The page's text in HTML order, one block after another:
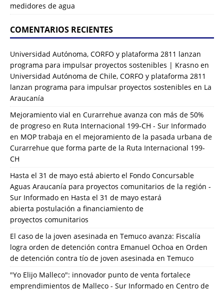
medidores de agua
COMENTARIOS RECIENTES
Universidad Autónoma, CORFO y plataforma 2811 lanzan
programa para impulsar proyectos sostenibles | Krasno en
Universidad Autónoma de Chile, CORFO y plataforma 2811
lanzan programa para impulsar proyectos sostenibles en La
Araucanía
Mejoramiento vial en Curarrehue avanza con más de 50%
de progreso en Ruta Internacional 199-CH - Sur Informado
en MOP trabaja en el mejoramiento de la pasada urbana de
Curarrehue que forma parte de la Ruta Internacional 199-
CH
Hasta el 31 de mayo está abierto el Fondo Concursable
Aguas Araucanía para proyectos comunitarios de la región -
Sur Informado en Hasta el 31 de mayo estará
abierta postulación a financiamiento de
proyectos comunitarios
El caso de la joven asesinada en Temuco avanza: Fiscalía
logra orden de detención contra Emanuel Ochoa en Orden
de detención contra tío de joven asesinada en Temuco
"Yo Elijo Malleco": innovador punto de venta fortalece
emprendimientos de Malleco - Sur Informado en Centro de